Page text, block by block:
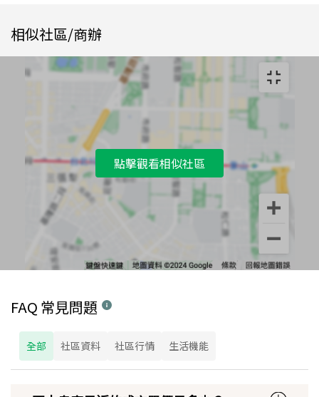
相似社區/商辦
點擊觀看相似社區
FAQ 常見問題
全部 社區資料 社區行情 生活機能